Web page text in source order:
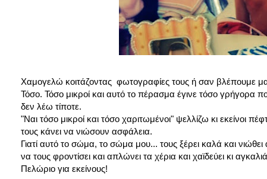
Χαμογελώ κοιτάζοντας φωτογραφίες τους ή σαν βλέπουμε
Τόσο. Τόσο μικροί και αυτό το πέρασμα έγινε τόσο
δεν λέω τίποτε.
"Ναι τόσο μικροί και τόσο χαριτωμένοι" ψελλίζω κι εκείνοι
τους κάνει να νιώσουν ασφάλεια.
Γιατί αυτό το σώμα, το σώμα μου... τους ξέρει καλά και
να τους φροντίσει και απλώνει τα χέρια και χαϊδεύει κι
Πελώριο για εκείνους!